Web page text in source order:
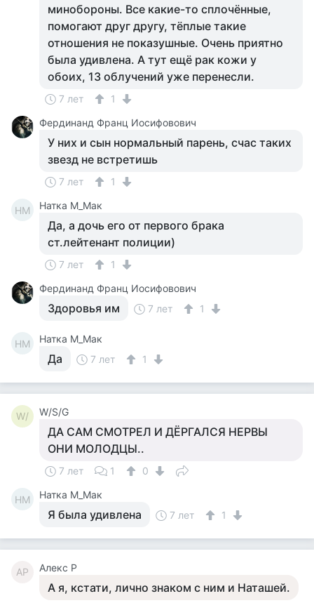
минобороны. Все какие-то сплочённые,
помогают друг другу, тёплые такие
отношения не показушные. Очень приятно
была удивлена. А тут ещё рак кожи у
обоих, 13 облучений уже перенесли.
7 лет
1
Фердинанд Франц Иосифовович
У них и сын нормальный парень, счас таких
звезд не встретишь
7 лет 1
НМ Натка М_Мак
Да, а дочь его от первого брака
ст.лейтенант полиции)
7 лет
1
Фердинанд Франц Иосифовович
Здоровья им 7 лет 1
НМ Натка М_Мак
Да 7 лет 1
W/ W/S/G
ДА САМ СМОТРЕЛ И ДЁРГАЛСЯ НЕРВЫ
ОНИ МОЛОДЦЫ..
7 лет 1 0
НМ Натка М_Мак
Я была удивлена 7 лет 1
АР Алекс Р
А я, кстати, лично знаком с ним и Наташей.